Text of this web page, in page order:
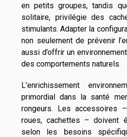
en petits groupes, tandis
solitaire, privilégie des
stimulants. Adapter la
non seulement de prévenir
aussi d’offrir un
des comportements naturels.
L’enrichissement
primordial dans la santé
rongeurs. Les accessoires
roues, cachettes – doivent
selon les besoins